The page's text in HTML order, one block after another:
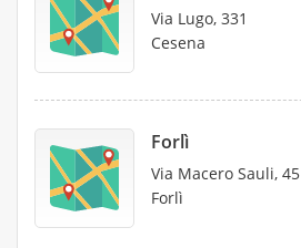
Via Lugo, 331
Cesena
Forlì
Via Macero Sauli, 45
Forlì